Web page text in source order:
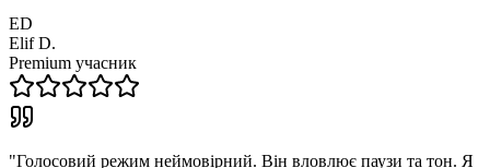
ED
Elif D.
Premium учасник
"Голосовий режим неймовірний. Він вловлює паузи та тон. Я